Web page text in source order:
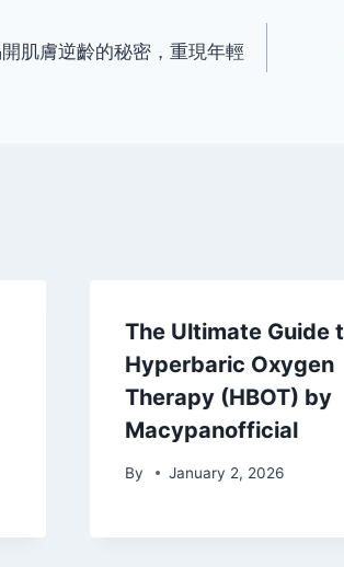
肌膚逆齡的秘密，重現年輕
The Ultimate Guide
Hyperbaric Oxygen
Therapy (HBOT) by
Macypanofficial
By January 2, 2026